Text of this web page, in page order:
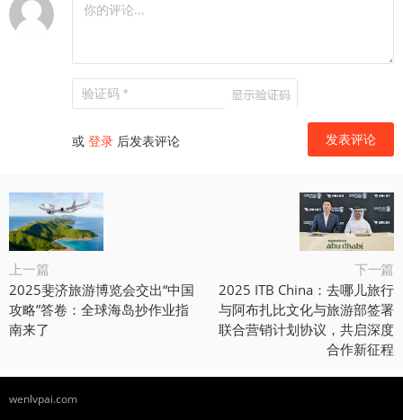
或 登录 后发表评论
上一篇
2025斐济旅游博览会交出“中国
攻略”答卷：全球海岛抄作业指
南来了
下一篇
2025 ITB China：去哪儿旅行
与阿布扎比文化与旅游部签署
联合营销计划协议，共启深度
合作新征程
wenlvpai.com